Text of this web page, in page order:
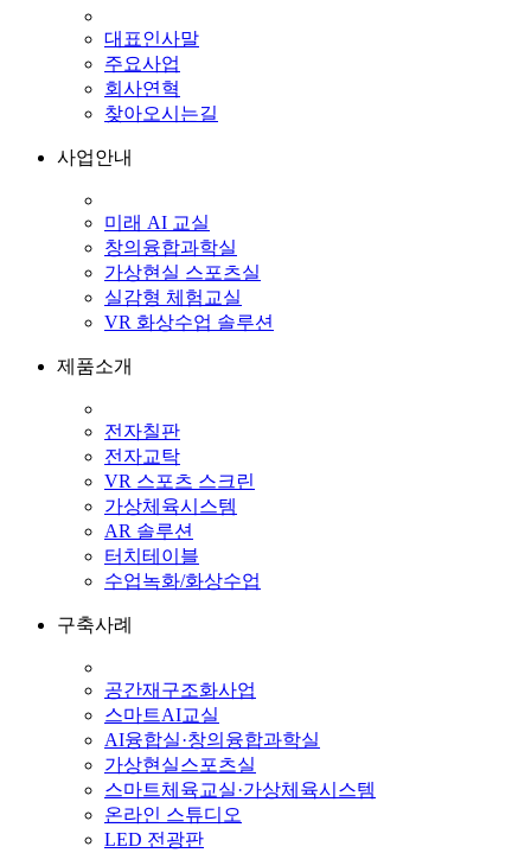
대표인사말
주요사업
회사연혁
찾아오시는길
사업안내
미래 AI 교실
창의융합과학실
가상현실 스포츠실
실감형 체험교실
VR 화상수업 솔루션
제품소개
전자칠판
전자교탁
VR 스포츠 스크린
가상체육시스템
AR 솔루션
터치테이블
수업녹화/화상수업
구축사례
공간재구조화사업
스마트AI교실
AI융합실·창의융합과학실
가상현실스포츠실
스마트체육교실·가상체육시스템
온라인 스튜디오
LED 전광판